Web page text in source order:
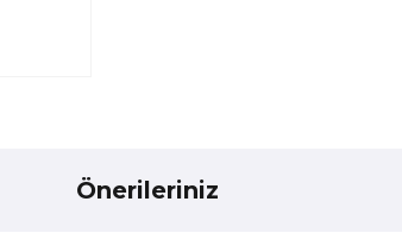
Önerileriniz